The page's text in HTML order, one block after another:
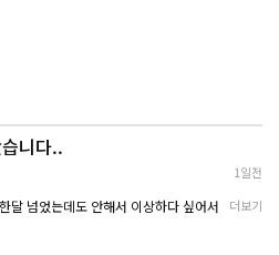
누구보다 토닥톡에
문을 남기면
든든했습니다.....!!! 너무 걱정했는데...
면 상담 먼저 받아보시는 걸 추천드립
그냥 기억이 없어요..
정신이 조금 멍했던 것 같아요
초반에만 그렇고 시간이 지나면서 조
이 돌아오는 느낌이 들기도 했어요
까지 받으면 좋을 것 같기는 해요..!
니다..
1일전
달 넘었는데도 안해서 이상하다 싶어서
... 지금 상황이 아기를 낳을 수 있는 상
더보기